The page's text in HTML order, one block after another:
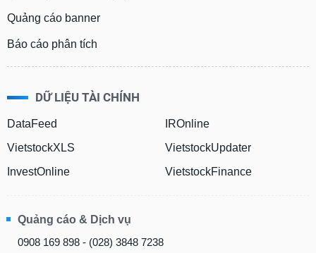
Quảng cáo banner
Báo cáo phân tích
DỮ LIỆU TÀI CHÍNH
DataFeed
VietstockXLS
InvestOnline
IROnline
VietstockUpdater
VietstockFinance
Quảng cáo & Dịch vụ
0908 169 898 - (028) 3848 7238